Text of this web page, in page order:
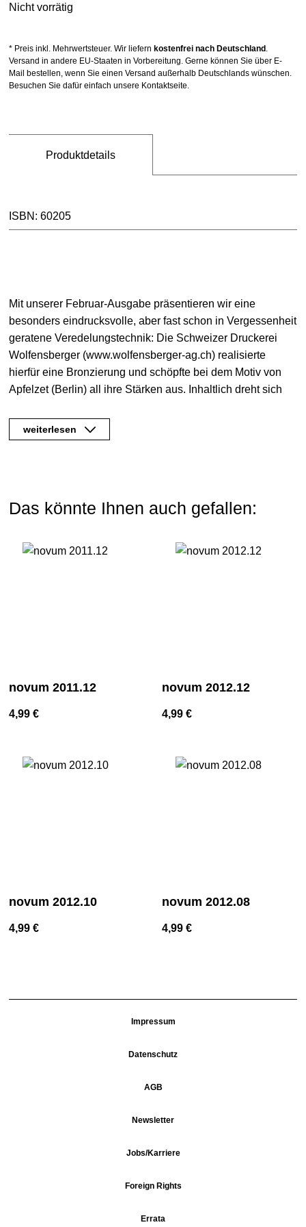
Sale
Nicht vorrätig
* Preis inkl. Mehrwertsteuer. Wir liefern kostenfrei nach Deutschland .
Versand in andere EU-Staaten in Vorbereitung. Gerne können Sie über E-
Mail bestellen, wenn Sie einen Versand außerhalb Deutschlands wünschen.
Besuchen Sie dafür einfach unsere Kontaktseite.
Produktdetails
ISBN: 60205
Mit unserer Februar-Ausgabe präsentieren wir eine
besonders eindrucksvolle, aber fast schon in Vergessenheit
geratene Veredelungstechnik: Die Schweizer Druckerei
Wolfensberger (www.wolfensberger-ag.ch) realisierte
hierfür eine Bronzierung und schöpfte bei dem Motiv von
Apfelzet (Berlin) all ihre Stärken aus. Inhaltlich dreht sich
und etablierte Studios zeigen die ganze grafische Vielfalt –
ein inspirierender Mix aus Traditionsbewusstsein und
weiterlesen
Das könnte Ihnen auch gefallen:
novum 2011.12
4,99 €
novum 2012.12
4,99 €
novum 2012.10
4,99 €
novum 2012.08
4,99 €
Impressum
Datenschutz
AGB
Newsletter
Jobs/Karriere
Foreign Rights
Errata